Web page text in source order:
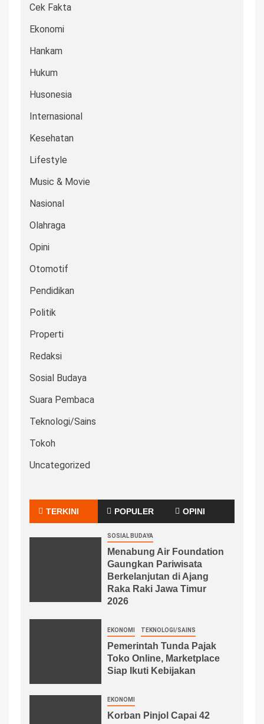
Cek Fakta
Ekonomi
Hankam
Hukum
Husonesia
Internasional
Kesehatan
Lifestyle
Music & Movie
Nasional
Olahraga
Opini
Otomotif
Pendidikan
Politik
Properti
Redaksi
Sosial Budaya
Suara Pembaca
Teknologi/Sains
Tokoh
Uncategorized
TERKINI POPULER OPINI
SOSIAL BUDAYA
Menabung Air Foundation
Gaungkan Pariwisata
Berkelanjutan di Ajang
Raka Raki Jawa Timur
2026
EKONOMI TEKNOLOGI/SAINS
Pemerintah Tunda Pajak
Toko Online, Marketplace
Siap Ikuti Kebijakan
EKONOMI
Korban Pinjol Capai 42